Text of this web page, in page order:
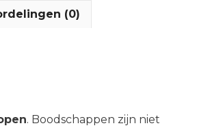
(0)
. Boodschappen zijn niet